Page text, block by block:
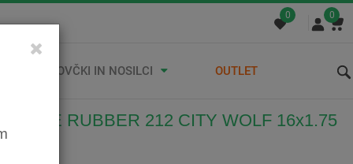
0 0
STREŠNI KOVČKI IN NOSILCI OUTLET
VEE RUBBER 212 CITY WOLF 16x1.75